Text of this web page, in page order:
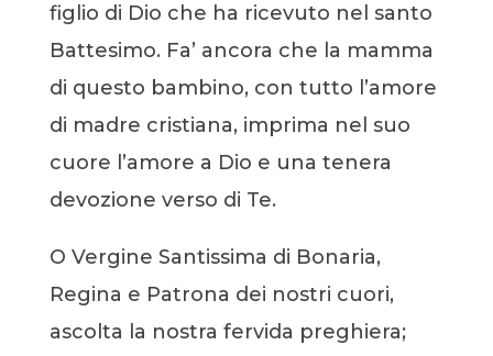
figlio di Dio che ha ricevuto nel santo
Battesimo. Fa’ ancora che la mamma
di questo bambino, con tutto l’amore
di madre cristiana, imprima nel suo
cuore l’amore a Dio e una tenera
devozione verso di Te.
O Vergine Santissima di Bonaria,
Regina e Patrona dei nostri cuori,
ascolta la nostra fervida preghiera;